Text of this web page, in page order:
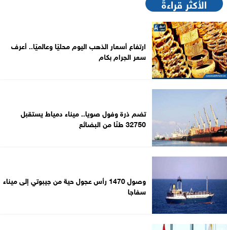
ارتفاع أسعار الذهب اليوم محليًا وعالميًا.. أعرف
سعر الجرام بكام
تضم ذرة وفول صويا.. ميناء دمياط يستقبل
32750 طنًا من البضائع
وصول 1470 رأس عجول حية من جيبوتي إلى ميناء
سفاجا